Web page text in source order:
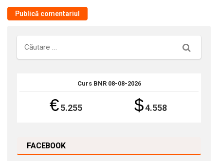
Căutare
Curs BNR 08-08-2026
€5.255 $4.558
FACEBOOK